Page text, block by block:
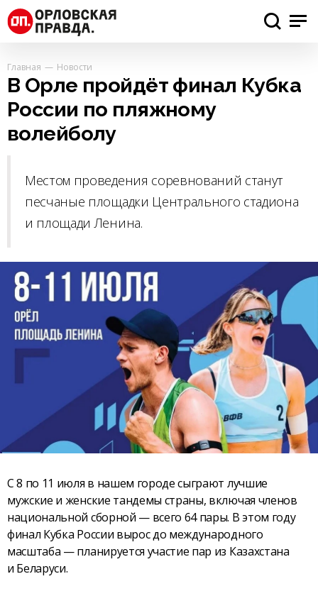
Главная Новости
В Орле пройдёт финал Кубка
России по пляжному
волейболу
Местом проведения соревнований станут
песчаные площадки Центрального стадиона
и площади Ленина.
С 8 по 11 июля в нашем городе сыграют лучшие
мужские и женские тандемы страны, включая членов
национальной сборной — всего 64 пары. В этом году
финал Кубка России вырос до международного
масштаба — планируется участие пар из Казахстана
и Беларуси.